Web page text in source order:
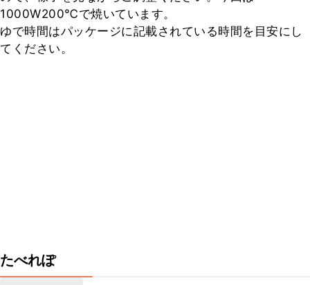
1000W200℃で焼いています。
ゆで時間はパッケージに記載されている時間を目安にし
てください。
たべれぽ